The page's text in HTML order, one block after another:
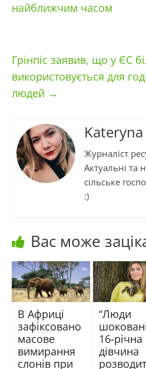
найближчим часом
Грінпіс заявив, що у ЄС
використовується для
людей →
Журналіст
Актуальні та
сільське
:)
Вас може
В Африці
зафіксовано
масове
вимирання
слонів при
“Люди
16-річна
дівчина